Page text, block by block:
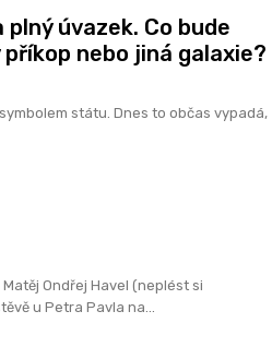
úvazek. Co bude
nebo jiná galaxie?
státu. Dnes to občas vypadá,
Ondřej Havel (neplést si
u Petra Pavla na...